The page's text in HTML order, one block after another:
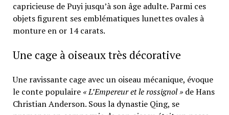
capricieuse de Puyi jusqu’à son âge adulte. Parmi ces
objets figurent ses emblématiques lunettes ovales à
monture en or 14 carats.
Une cage à oiseaux très décorative
Une ravissante cage avec un oiseau mécanique, évoque
le conte populaire « L’Empereur et le rossignol »de Hans
Christian Anderson. Sous la dynastie Qing, se